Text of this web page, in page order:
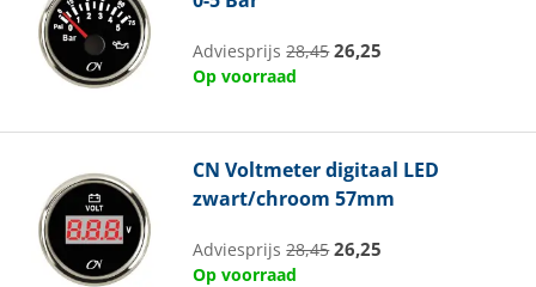
Adviesprijs28,45 26,25
Op voorraad
CN Voltmeter digitaal LED
zwart/chroom 57mm
Adviesprijs28,45 26,25
Op voorraad